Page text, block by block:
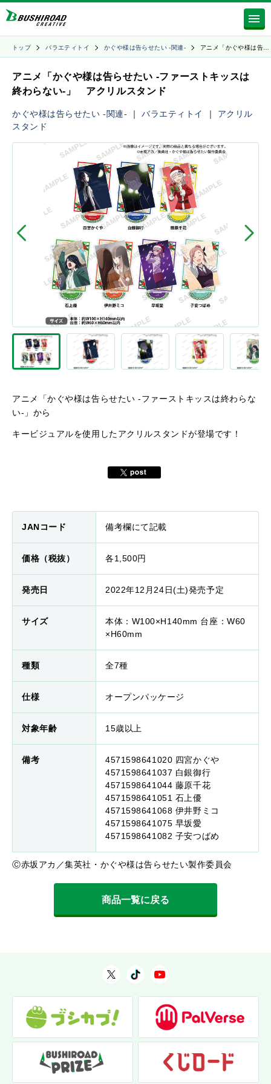
トップ バラエティトイ かぐや様は告らせたい -関連- アニメ「かぐや様は告…
アニメ「かぐや様は告らせたい -ファーストキッスは
終わらない-」 アクリルスタンド
かぐや様は告らせたい -関連- ｜バラエティトイ ｜ アクリル
スタンド
アニメ「かぐや様は告らせたい -ファーストキッスは終わらな
い-」から
キービジュアルを使用したアクリルスタンドが登場です！
JANコード 備考欄にて記載
価格（税抜） 各1,500円
発売日 2022年12月24日(土)発売予定
サイズ
本体：W100×H140mm 台座：W60
×H60mm
種類 全7種
仕様 オープンパッケージ
対象年齢 15歳以上
備考
4571598641020 四宮かぐや
4571598641037 白銀御行
4571598641044 藤原千花
4571598641051 石上優
4571598641068 伊井野ミコ
4571598641075 早坂愛
4571598641082 子安つばめ
Ⓒ赤坂アカ／集英社・かぐや様は告らせたい製作委員会
商品一覧に戻る